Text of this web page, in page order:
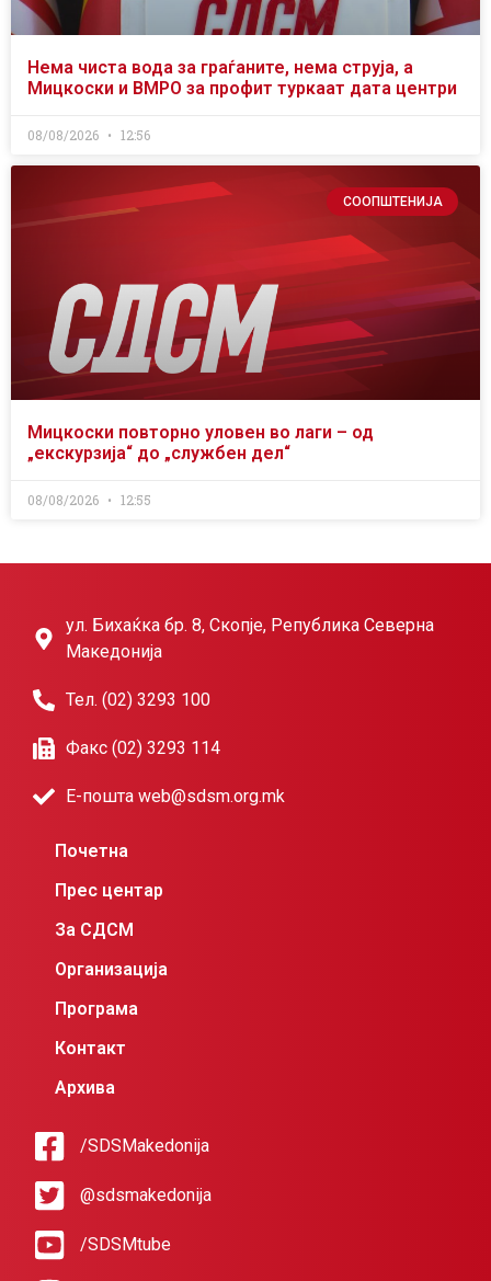
Нема чиста вода за граѓаните, нема струја, а
Мицкоски и ВМРО за профит туркаат дата центри
08/08/2026 12:56
СООПШТЕНИЈА
Мицкоски повторно уловен во лаги – од
„екскурзија“ до „службен дел“
08/08/2026 12:55
ул. Бихаќка бр. 8, Скопје, Република Северна
Македонија
Тел. (02) 3293 100
Факс (02) 3293 114
Е-пошта web@sdsm.org.mk
Почетна
Прес центар
За СДСМ
Организација
Програма
Контакт
Архива
/SDSMakedonija
@sdsmakedonija
/SDSMtube